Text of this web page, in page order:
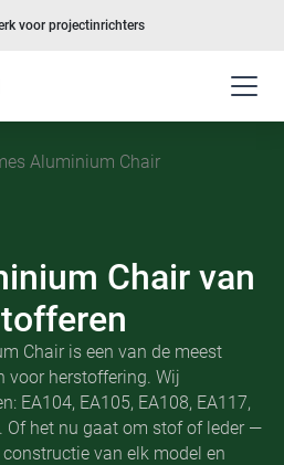
Aluminium Chair
Chair van
Chair is een van de meest
voor herstoffering. Wij
EA104, EA105, EA108, EA117,
Of het nu gaat om stof of leder —
van elk model en